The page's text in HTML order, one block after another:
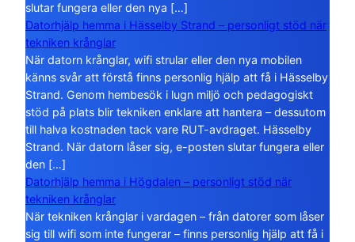
slutar fungera eller den nya […]
Datorhjälp hemma i Hässelby Strand – personligt stöd när
tekniken krånglar
När datorn krånglar, wifi strular eller den nya mobilen
känns svår att förstå finns personlig hjälp att få i Hässelby
Strand. Genom hembesök i lugn miljö och pedagogiskt
stöd på plats blir tekniken enklare att hantera – dessutom
till halva kostnaden tack vare RUT-avdraget. Hässelby
Strand. När datorn låser sig, e-posten slutar fungera eller
den […]
Datorhjälp hemma i Högdalen – personligt stöd när
tekniken krånglar
När tekniken krånglar i vardagen – från datorer som låser
sig till wifi som inte fungerar – finns personlig hjälp att få i